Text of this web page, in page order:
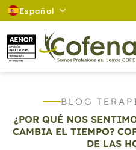
Español
BLOG
¿POR QUÉ NOS
CAMBIA EL TIEMPO?
DE LAS